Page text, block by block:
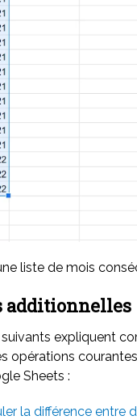
liste de mois
additionnelles
expliquent
opérations
Sheets :
la différence entre